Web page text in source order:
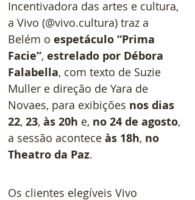
Incentivadora das artes e cultura,
a Vivo (@vivo.cultura) traz a
Belém o espetáculo “Prima
Facie”, estrelado por Débora
Falabella, com texto de Suzie
Muller e direção de Yara de
Novaes, para exibições nos dias
22, 23, às 20h e, no 24 de agosto,
a sessão acontece às 18h, no
Theatro da Paz.
Os clientes elegíveis Vivo